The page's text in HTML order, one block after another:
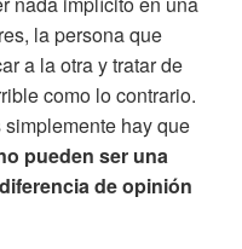
la persona que
a la otra y tratar de
como lo contrario.
hay que
pueden ser una
de opinión